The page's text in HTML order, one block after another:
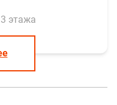
3 этажа